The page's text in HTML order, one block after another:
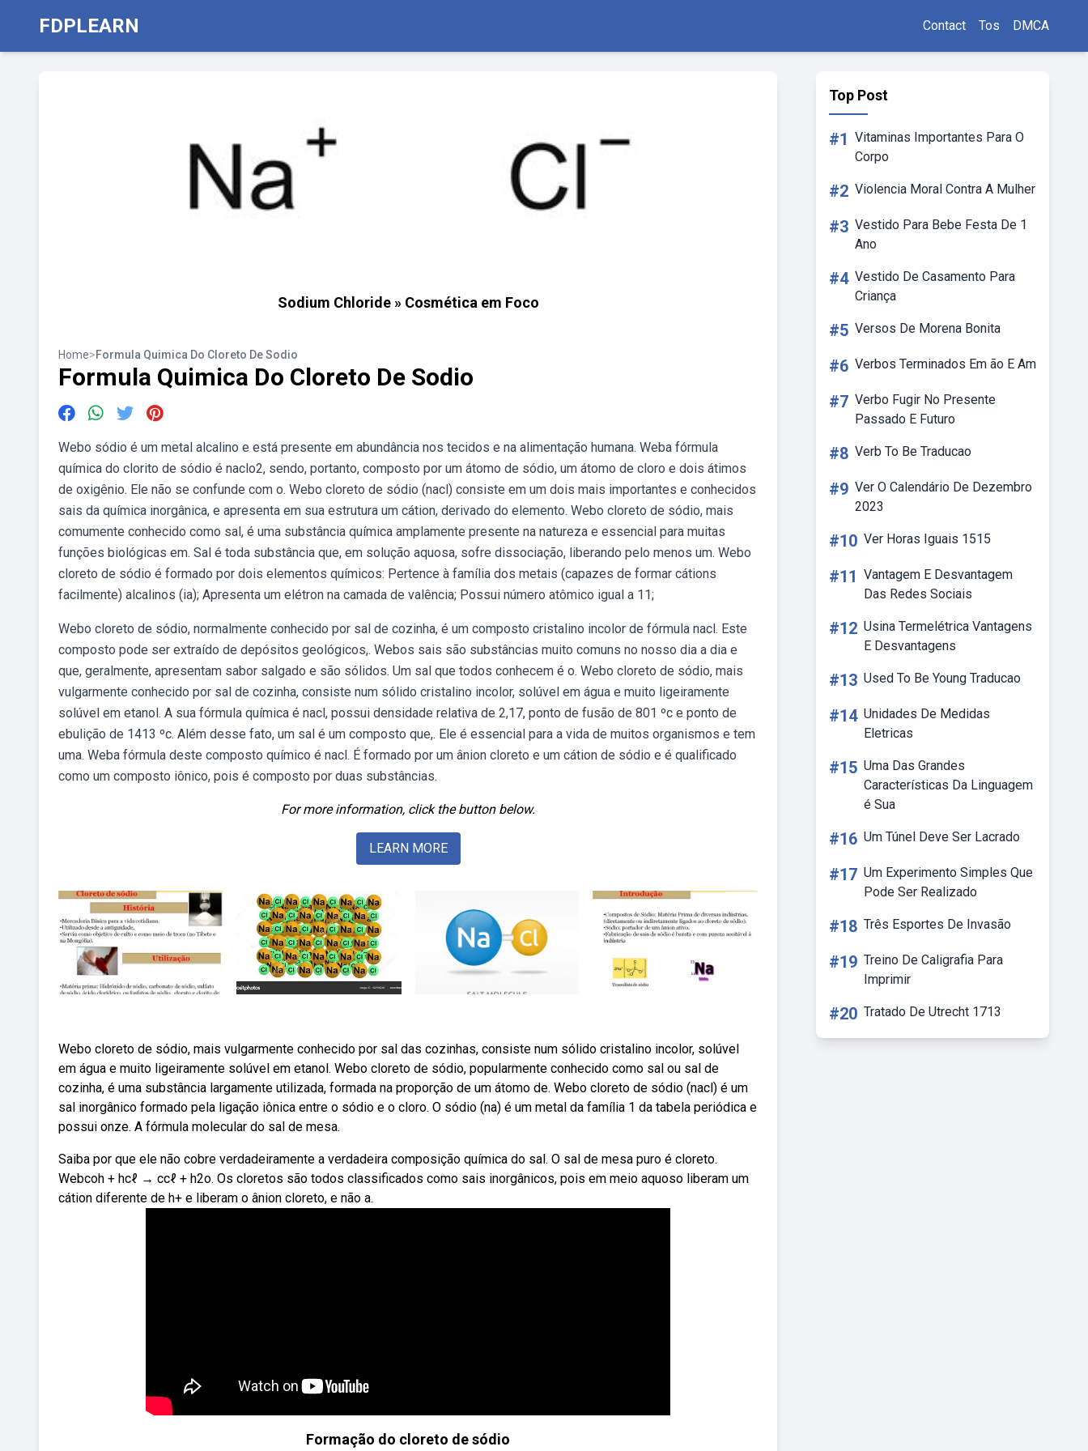
FDPLEARN Contact Tos DMCA
Sodium Chloride » Cosmética em Foco
Home>Formula Quimica Do Cloreto De Sodio
Formula Quimica Do Cloreto De Sodio
Webo sódio é um metal alcalino e está presente em abundância nos tecidos e na alimentação humana. Weba fórmula
química do clorito de sódio é naclo2, sendo, portanto, composto por um átomo de sódio, um átomo de cloro e dois átimos
de oxigênio. Ele não se confunde com o. Webo cloreto de sódio (nacl) consiste em um dois mais importantes e conhecidos
sais da química inorgânica, e apresenta em sua estrutura um cátion, derivado do elemento. Webo cloreto de sódio, mais
comumente conhecido como sal, é uma substância química amplamente presente na natureza e essencial para muitas
funções biológicas em. Sal é toda substância que, em solução aquosa, sofre dissociação, liberando pelo menos um. Webo
cloreto de sódio é formado por dois elementos químicos: Pertence à família dos metais (capazes de formar cátions
facilmente) alcalinos (ia); Apresenta um elétron na camada de valência; Possui número atômico igual a 11;
Webo cloreto de sódio, normalmente conhecido por sal de cozinha, é um composto cristalino incolor de fórmula nacl. Este
composto pode ser extraído de depósitos geológicos,. Webos sais são substâncias muito comuns no nosso dia a dia e
que, geralmente, apresentam sabor salgado e são sólidos. Um sal que todos conhecem é o. Webo cloreto de sódio, mais
vulgarmente conhecido por sal de cozinha, consiste num sólido cristalino incolor, solúvel em água e muito ligeiramente
solúvel em etanol. A sua fórmula química é nacl, possui densidade relativa de 2,17, ponto de fusão de 801 ºc e ponto de
ebulição de 1413 ºc. Além desse fato, um sal é um composto que,. Ele é essencial para a vida de muitos organismos e tem
uma. Weba fórmula deste composto químico é nacl. É formado por um ânion cloreto e um cátion de sódio e é qualificado
como um composto iônico, pois é composto por duas substâncias.
For more information, click the button below.
LEARN MORE
Webo cloreto de sódio, mais vulgarmente conhecido por sal das cozinhas, consiste num sólido cristalino incolor, solúvel
em água e muito ligeiramente solúvel em etanol. Webo cloreto de sódio, popularmente conhecido como sal ou sal de
cozinha, é uma substância largamente utilizada, formada na proporção de um átomo de. Webo cloreto de sódio (nacl) é um
sal inorgânico formado pela ligação iônica entre o sódio e o cloro. O sódio (na) é um metal da família 1 da tabela periódica e
possui onze. A fórmula molecular do sal de mesa.
Saiba por que ele não cobre verdadeiramente a verdadeira composição química do sal. O sal de mesa puro é cloreto.
Webcoh + hcℓ → ccℓ + h2o. Os cloretos são todos classificados como sais inorgânicos, pois em meio aquoso liberam um
cátion diferente de h+ e liberam o ânion cloreto, e não a.
Formação do cloreto de sódio
Top Post
#1 Vitaminas Importantes Para O
Corpo
#2 Violencia Moral Contra A Mulher
#3 Vestido Para Bebe Festa De 1
Ano
#4 Vestido De Casamento Para
Criança
#5 Versos De Morena Bonita
#6 Verbos Terminados Em ão E Am
#7 Verbo Fugir No Presente
Passado E Futuro
#8 Verb To Be Traducao
#9 Ver O Calendário De Dezembro
2023
#10 Ver Horas Iguais 1515
#11 Vantagem E Desvantagem
Das Redes Sociais
#12 Usina Termelétrica Vantagens
E Desvantagens
#13 Used To Be Young Traducao
#14 Unidades De Medidas
Eletricas
#15 Uma Das Grandes
Características Da Linguagem
é Sua
#16 Um Túnel Deve Ser Lacrado
#17 Um Experimento Simples Que
Pode Ser Realizado
#18 Três Esportes De Invasão
#19 Treino De Caligrafia Para
Imprimir
#20 Tratado De Utrecht 1713